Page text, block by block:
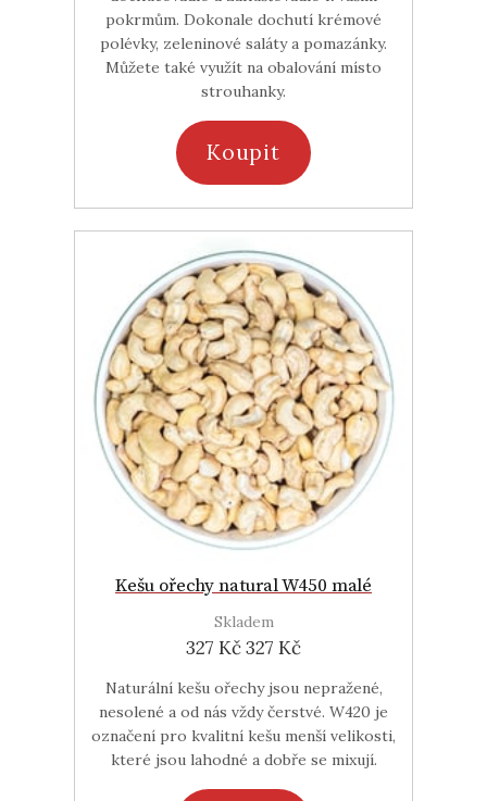
pokrmům. Dokonale dochutí krémové
polévky, zeleninové saláty a pomazánky.
Můžete také využít na obalování místo
strouhanky.
Koupit
Kešu ořechy natural W450 malé
Skladem
327 Kč327 Kč
Naturální kešu ořechy jsou nepražené,
nesolené a od nás vždy čerstvé. W420 je
označení pro kvalitní kešu menší velikosti,
které jsou lahodné a dobře se mixují.